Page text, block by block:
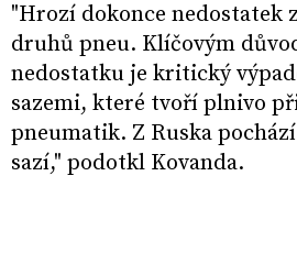
"Hrozí dokonce nedostatek
druhů pneu. Klíčovým
nedostatku je kritický
sazemi, které tvoří plnivo
pneumatik. Z Ruska
sazí," podotkl Kovanda.